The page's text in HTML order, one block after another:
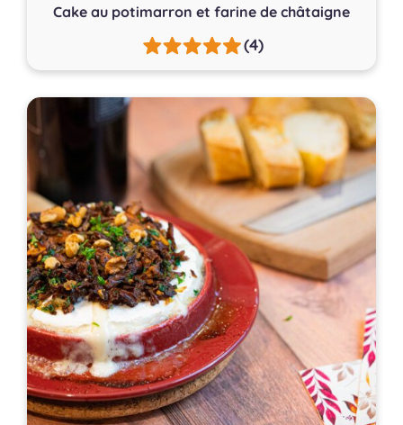
Cake au potimarron et farine de châtaigne
(4)